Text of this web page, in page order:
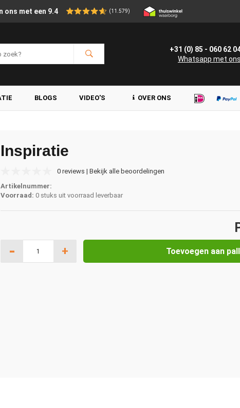
ons met een 9.4 (11.579)
+31 (0) 85 - 060 62
Whatsapp met ons
BLOGS VIDEO'S OVER ONS
Inspiratie
0 reviews | Bekijk alle beoordelingen
Artikelnummer:
Voorraad: 0 stuks uit voorraad leverbaar
- + Toevoegen aan